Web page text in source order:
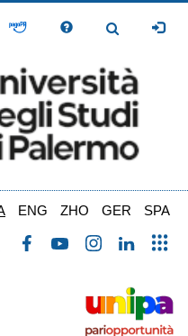
Toggle
ENG ZHO GER SPA